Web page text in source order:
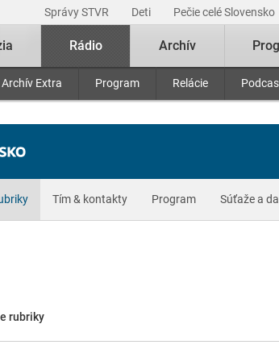
Správy STVR Deti Pečie celé Slovensko
Rádio
Archív Extra Program Relácie
Archív
Tím & kontakty Program Súťaže a
rubriky